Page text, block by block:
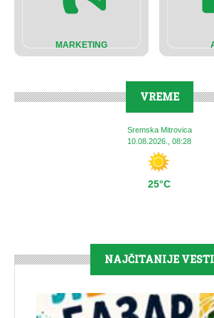
MARKETING
VREME
Sremska Mitrovica
10.08.2026., 08:28
25°C
NAJČITANIJE VESTI